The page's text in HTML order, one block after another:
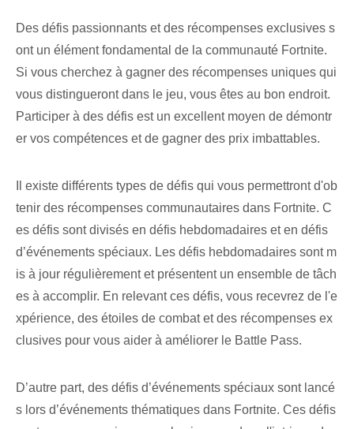
Des défis passionnants et des récompenses exclusives s
ont un élément fondamental de la communauté Fortnite.
Si vous cherchez à gagner des récompenses uniques qui
vous distingueront dans le jeu, vous êtes au bon endroit.
Participer à des défis est un excellent moyen de démontr
er vos compétences et de gagner des prix imbattables.
Il existe différents types de défis qui vous permettront d'ob
tenir des récompenses communautaires dans Fortnite. C
es défis sont divisés en défis hebdomadaires et en défis
d’événements spéciaux. Les défis hebdomadaires sont m
is à jour régulièrement et présentent un ensemble de tâch
es à accomplir. En relevant ces ⁢défis, vous recevrez de l'e
xpérience, des étoiles de combat et des récompenses ex
clusives pour vous aider à améliorer le Battle Pass.
D’autre part, des défis d’événements spéciaux sont lancé
s lors d’événements thématiques dans Fortnite. Ces défis